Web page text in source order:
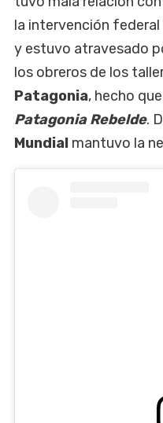
la intervención
y estuvo atravesado
los obreros de los
Patagonia, hecho
Patagonia Rebelde.
Mundial mantuvo la